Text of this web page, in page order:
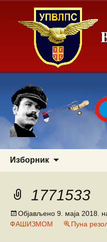
Изборник
1771533
Објављено 9. маја 2018.
ФАШИЗМОМ
Пуна